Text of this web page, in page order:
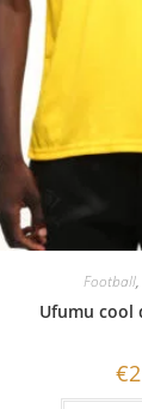
Football,
Ufumu cool
€